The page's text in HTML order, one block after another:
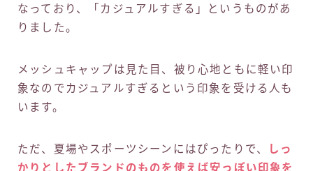
なっており、「カジュアルすぎる」というものがあ
りました。
メッシュキャップは見た目、被り心地ともに軽い印
象なのでカジュアルすぎるという印象を受ける人も
います。
ただ、夏場やスポーツシーンにはぴったりで、
しっ
かりとしたブランドのものを使えば安っぽい印象を